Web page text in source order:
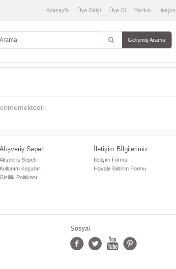
Anasayfa Üye Girişi Üye Ol Yardım İletişim
Gelişmiş Arama
Alışveriş Sepeti
Alışveriş Sepeti
Kullanım Koşulları
Gizlilik Politikası
İletişim Bİlgilerimiz
İletişim Formu
Havale Bildirim Formu
Sosyal